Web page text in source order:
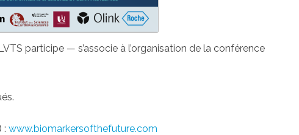
participe — s’associe à l’organisation de la conférence
:www.biomarkersofthefuture.com